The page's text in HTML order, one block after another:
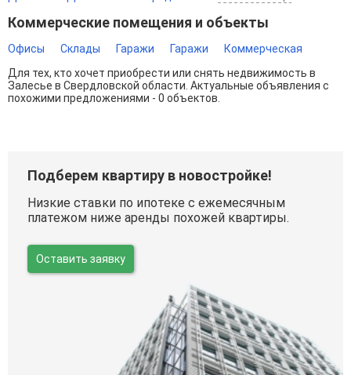
Коммерческие помещения и объекты
Офисы Склады Гаражи Гаражи
Коммерческая
Для тех, кто хочет приобрести или снять недвижимость в
Залесье в Свердловской области. Актуальные объявления с
похожими предложениями - 0 объектов.
Подберем квартиру в новостройке!
Низкие ставки по ипотеке с ежемесячным
платежом ниже аренды похожей квартиры.
Оставить заявку